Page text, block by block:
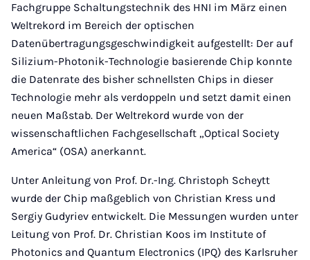
Fachgruppe Schaltungstechnik des HNI im März einen
Weltrekord im Bereich der optischen
Datenübertragungsgeschwindigkeit aufgestellt: Der auf
Silizium-Photonik-Technologie basierende Chip konnte
die Datenrate des bisher schnellsten Chips in dieser
Technologie mehr als verdoppeln und setzt damit einen
neuen Maßstab. Der Weltrekord wurde von der
wissenschaftlichen Fachgesellschaft „Optical Society
America“ (OSA) anerkannt.
Unter Anleitung von Prof. Dr.-Ing. Christoph Scheytt
wurde der Chip maßgeblich von Christian Kress und
Sergiy Gudyriev entwickelt. Die Messungen wurden unter
Leitung von Prof. Dr. Christian Koos im Institute of
Photonics and Quantum Electronics (IPQ) des Karlsruher